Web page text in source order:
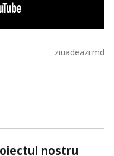
ziuadeazi.md
nostru